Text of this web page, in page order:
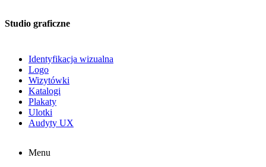
Studio graficzne
Identyfikacja wizualna
Logo
Wizytówki
Katalogi
Plakaty
Ulotki
Audyty UX
Menu